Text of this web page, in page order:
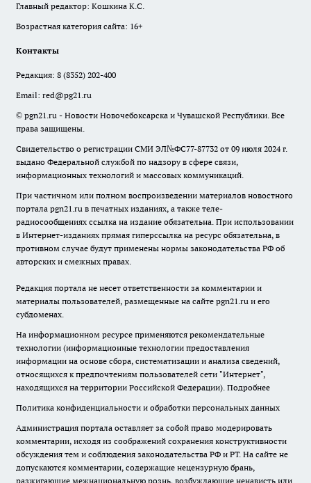
Главный редактор: Кошкина К.С.
Возрастная категория сайта: 16+
Контакты
Редакция: 8 (8352) 202-400
Email: red@pg21.ru
© pgn21.ru - Новости Новочебоксарска и Чувашской Республики. Все
права защищены.
Свидетельство о регистрации СМИ ЭЛ№ФС77-87732 от 09 июля 2024 г.
выдано Федеральной службой по надзору в сфере связи,
информационных технологий и массовых коммуникаций.
При частичном или полном воспроизведении материалов новостного
портала pgn21.ru в печатных изданиях, а также теле-
радиосообщениях ссылка на издание обязательна. При использовании
в Интернет-изданиях прямая гиперссылка на ресурс обязательна, в
противном случае будут применены нормы законодательства РФ об
авторских и смежных правах.
Редакция портала не несет ответственности за комментарии и
материалы пользователей, размещенные на сайте pgn21.ru и его
субдоменах.
На информационном ресурсе применяются рекомендательные
технологии (информационные технологии предоставления
информации на основе сбора, систематизации и анализа сведений,
относящихся к предпочтениям пользователей сети "Интернет",
находящихся на территории Российской Федерации). Подробнее
Политика конфиденциальности и обработки персональных данных
Администрация портала оставляет за собой право модерировать
комментарии, исходя из соображений сохранения конструктивности
обсуждения тем и соблюдения законодательства РФ и РТ. На сайте не
допускаются комментарии, содержащие нецензурную брань,
разжигающие межнациональную рознь, возбуждающие ненависть или